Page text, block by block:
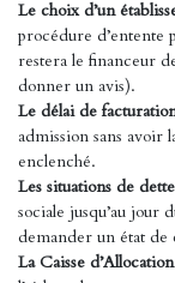
Le choix d’un
procédure d’entente
restera le financeur
donner un avis).
Le délai de
admission sans avoir
enclenché.
Les situations de dette
sociale jusqu’au jour
demander un état de
La Caisse